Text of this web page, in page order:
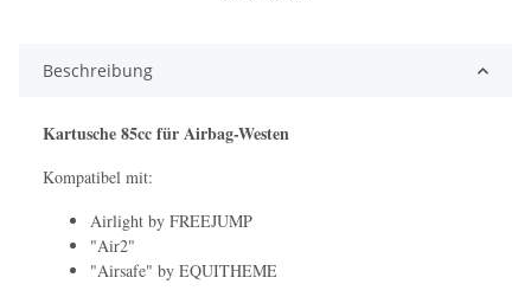
Beschreibung
Kartusche 85cc für Airbag-Westen
Kompatibel mit:
Airlight by FREEJUMP
"Air2"
"Airsafe" by EQUITHEME